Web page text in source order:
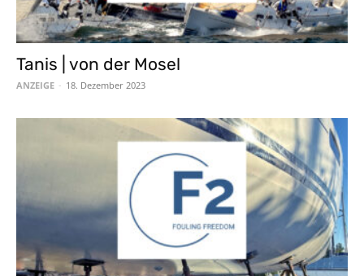
Tanis | von der Mosel
ANZEIGE - 18. Dezember 2023